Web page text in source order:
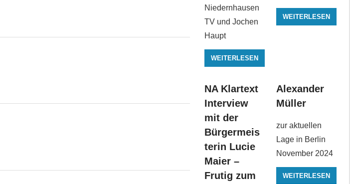
Niedernhausen
TV und Jochen
Haupt
WEITERLESEN
WEITERLESEN
NA Klartext
Interview
mit der
Bürgermeis
terin Lucie
Maier –
Frutig zum
Alexander
Müller
zur aktuellen
Lage in Berlin
November 2024
WEITERLESEN